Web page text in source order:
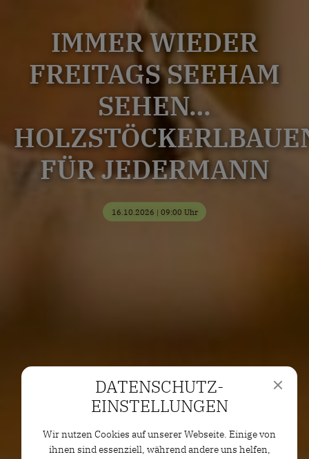
IMMER WIEDER
FREITAGS SEEHAM
SEHEN…
FÜR JEDERMANN
16.10.2026 | 09:00 Uhr
DATENSCHUTZ­
EINSTELLUNGEN
Wir nutzen Cookies auf unserer Webseite. Einige von
ihnen sind essenziell, während andere uns helfen,